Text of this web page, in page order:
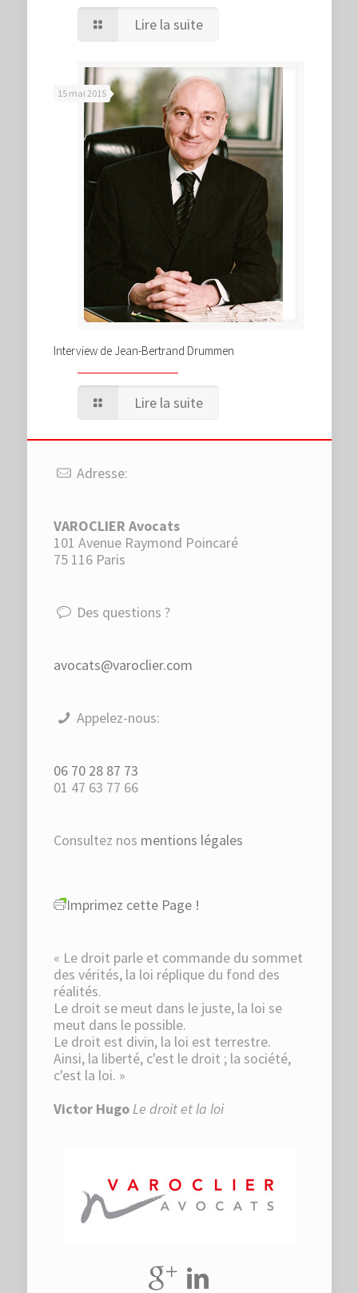
Lire la suite
15 mai 2015
Interview de Jean-Bertrand Drummen
Lire la suite
Adresse:
VAROCLIER Avocats
101 Avenue Raymond Poincaré
75 116 Paris
Des questions ?
avocats@varoclier.com
Appelez-nous:
06 70 28 87 73
01 47 63 77 66
Consultez nos mentions légales
Imprimez cette Page !
« Le droit parle et commande du sommet
des vérités, la loi réplique du fond des
réalités.
Le droit se meut dans le juste, la loi se
meut dans le possible.
Le droit est divin, la loi est terrestre.
Ainsi, la liberté, c'est le droit ; la société,
c'est la loi. »
Victor Hugo Le droit et la loi